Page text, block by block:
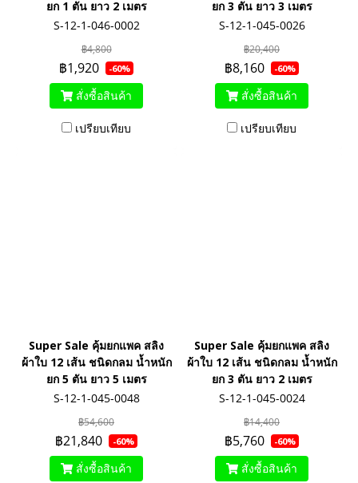
ยก 1 ตัน ยาว 2 เมตร
S-12-1-046-0002
฿4,800
฿1,920 -60%
สั่งซื้อสินค้า
เปรียบเทียบ
ยก 3 ตัน ยาว 3 เมตร
S-12-1-045-0026
฿20,400
฿8,160 -60%
สั่งซื้อสินค้า
เปรียบเทียบ
Super Sale คุ้มยกแพค สลิง
ผ้าใบ 12 เส้น ชนิดกลม น้ำหนัก
ยก 5 ตัน ยาว 5 เมตร
S-12-1-045-0048
฿54,600
฿21,840 -60%
สั่งซื้อสินค้า
Super Sale คุ้มยกแพค สลิง
ผ้าใบ 12 เส้น ชนิดกลม น้ำหนัก
ยก 3 ตัน ยาว 2 เมตร
S-12-1-045-0024
฿14,400
฿5,760 -60%
สั่งซื้อสินค้า